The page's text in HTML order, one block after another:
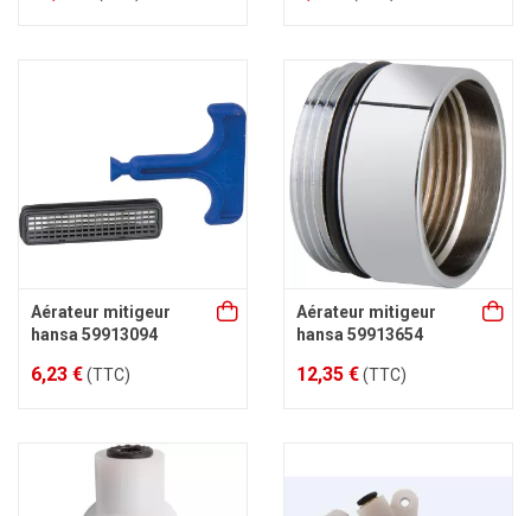
Aérateur mitigeur
hansa 59913094
6,23 €(TTC)
Aérateur mitigeur
hansa 59913654
12,35 €(TTC)